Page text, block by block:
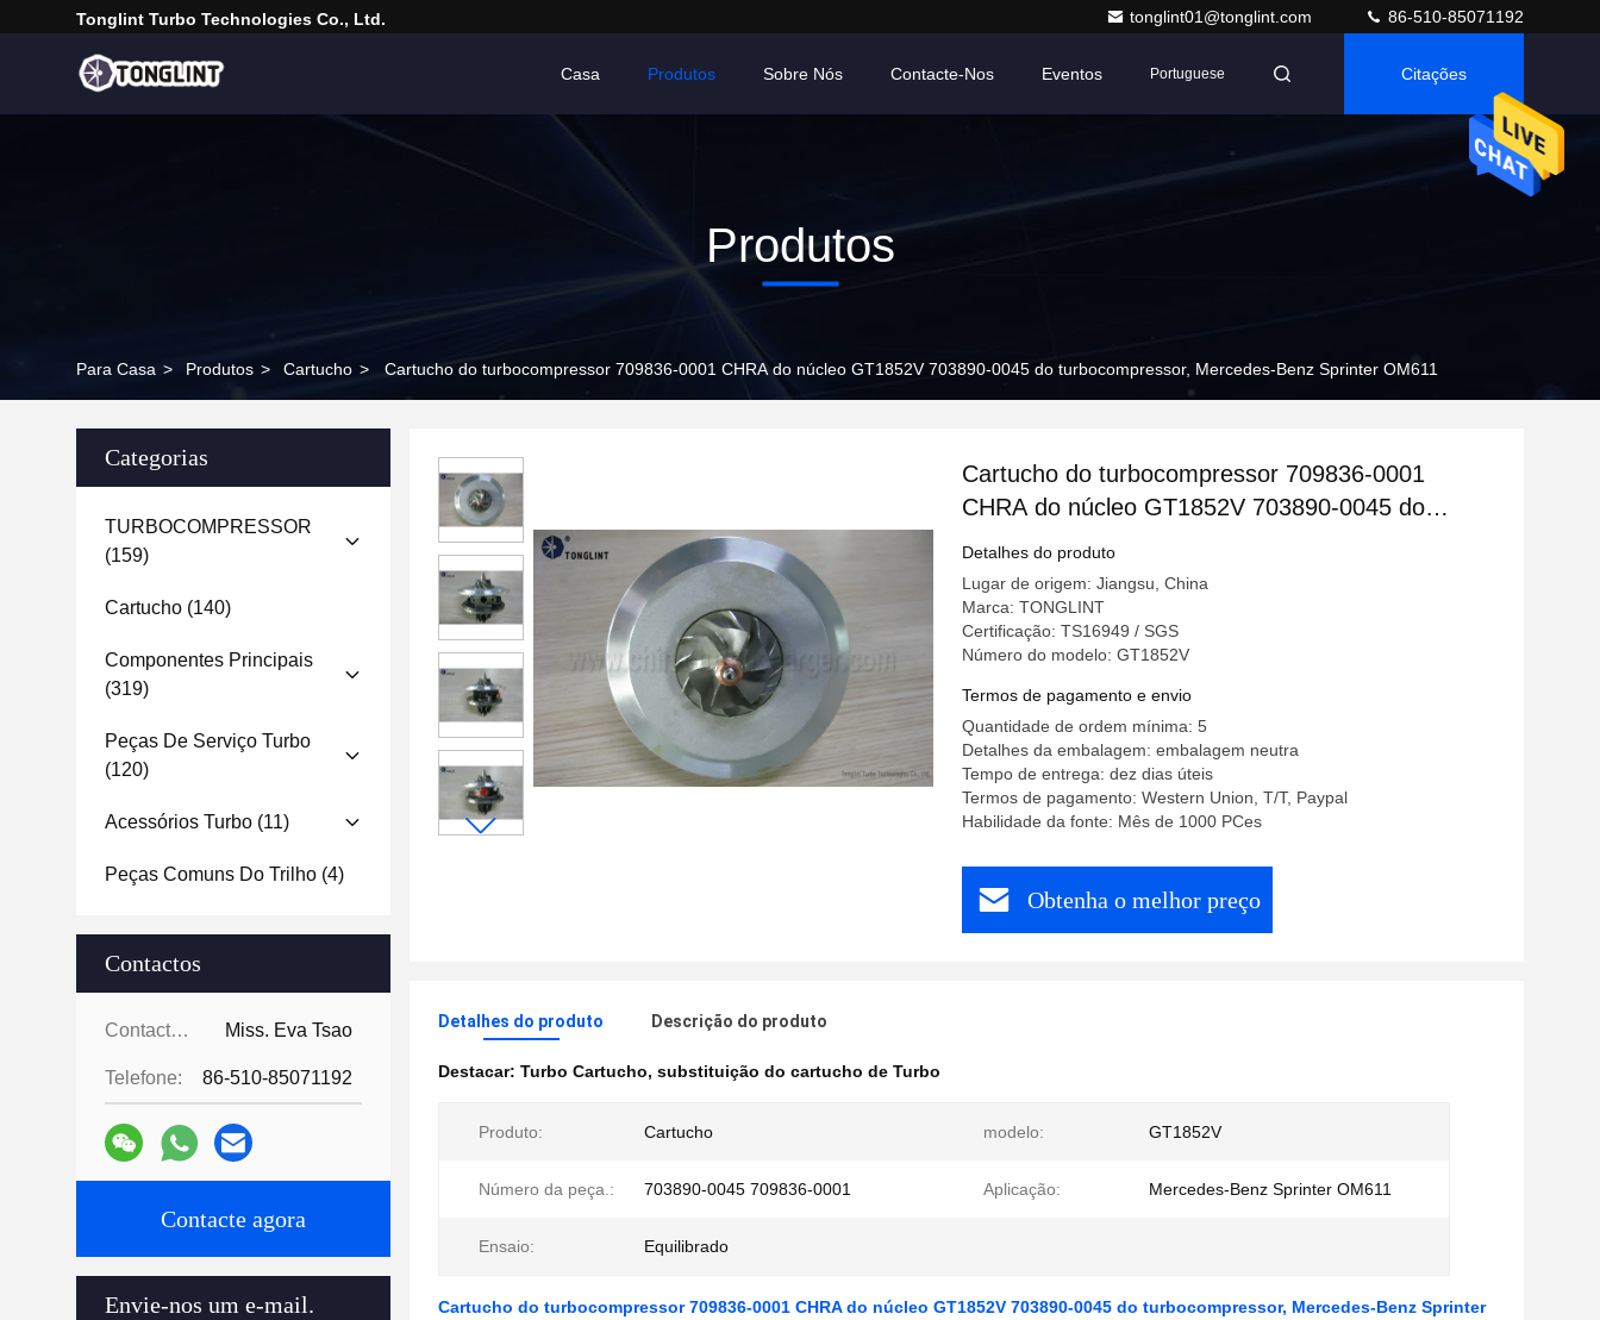
Tonglint Turbo Technologies Co., Ltd. tonglint01@tonglint.com 86-510-85071192
Casa Produtos Sobre Nós Contacte-Nos Eventos Portuguese Citações
Produtos
Para Casa > Produtos > Cartucho > Cartucho do turbocompressor 709836-0001 CHRA do núcleo GT1852V 703890-0045 do turbocompressor, Mercedes-Benz Sprinter OM611
Categorias
TURBOCOMPRESSOR
(159)
Cartucho (140)
Componentes Principais
(319)
Peças De Serviço Turbo
(120)
Acessórios Turbo (11)
Peças Comuns Do Trilho (4)
Contactos
Contactos: Miss. Eva Tsao
Telefone: 86-510-85071192
Contacte agora
Envie-nos um e-mail.
Cartucho do turbocompressor 709836-0001
CHRA do núcleo GT1852V 703890-0045 do
turbocompressor, Mercedes-Benz Sprinter
OM611
Detalhes do produto
Lugar de origem: Jiangsu, China
Marca: TONGLINT
Certificação: TS16949 / SGS
Número do modelo: GT1852V
Termos de pagamento e envio
Quantidade de ordem mínima: 5
Detalhes da embalagem: embalagem neutra
Tempo de entrega: dez dias úteis
Termos de pagamento: Western Union, T/T, Paypal
Habilidade da fonte: Mês de 1000 PCes
Obtenha o melhor preço
Detalhes do produto Descrição do produto
Destacar: Turbo Cartucho, substituição do cartucho de Turbo
Produto: Cartucho modelo: GT1852V
Número da peça.: 703890-0045 709836-0001 Aplicação: Mercedes-Benz Sprinter OM611
Ensaio: Equilibrado
Cartucho do turbocompressor 709836-0001 CHRA do núcleo GT1852V 703890-0045 do turbocompressor, Mercedes-Benz Sprinter